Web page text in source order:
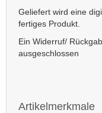
Geliefert wird eine
fertiges Produkt.
Ein Widerruf/
ausgeschlossen
Artikelmerkmale